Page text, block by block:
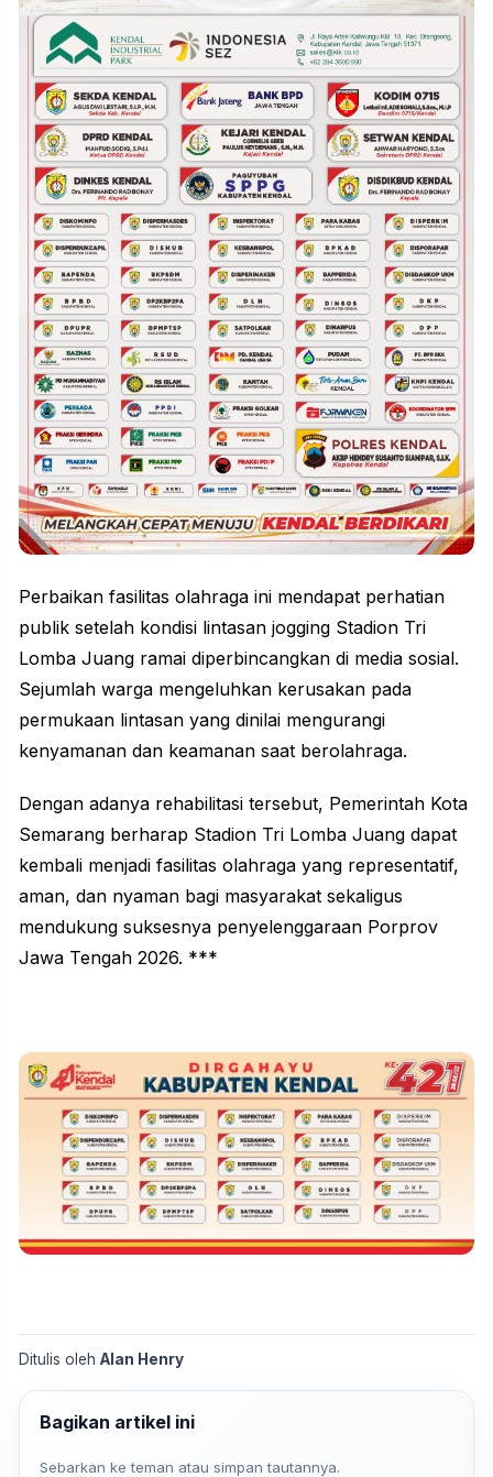
Perbaikan fasilitas olahraga ini mendapat perhatian
publik setelah kondisi lintasan jogging Stadion Tri
Lomba Juang ramai diperbincangkan di media sosial.
Sejumlah warga mengeluhkan kerusakan pada
permukaan lintasan yang dinilai mengurangi
kenyamanan dan keamanan saat berolahraga.
Dengan adanya rehabilitasi tersebut, Pemerintah Kota
Semarang berharap Stadion Tri Lomba Juang dapat
kembali menjadi fasilitas olahraga yang representatif,
aman, dan nyaman bagi masyarakat sekaligus
mendukung suksesnya penyelenggaraan Porprov
Jawa Tengah 2026. ***
Ditulis oleh Alan Henry
Bagikan artikel ini
Sebarkan ke teman atau simpan tautannya.